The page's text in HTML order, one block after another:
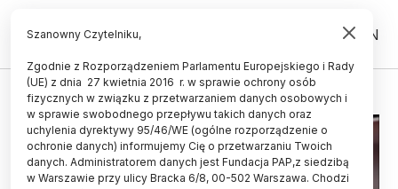
PL EN
CZĘSTOCHOWA
Szanowny Czytelniku,
Zgodnie z Rozporządzeniem Parlamentu Europejskiego i Rady
(UE) z dnia 27 kwietnia 2016 r. w sprawie ochrony osób
fizycznych w związku z przetwarzaniem danych osobowych i
w sprawie swobodnego przepływu takich danych oraz
uchylenia dyrektywy 95/46/WE (ogólne rozporządzenie o
ochronie danych) informujemy Cię o przetwarzaniu Twoich
danych. Administratorem danych jest Fundacja PAP,z siedzibą
w Warszawie przy ulicy Bracka 6/8, 00-502 Warszawa. Chodzi